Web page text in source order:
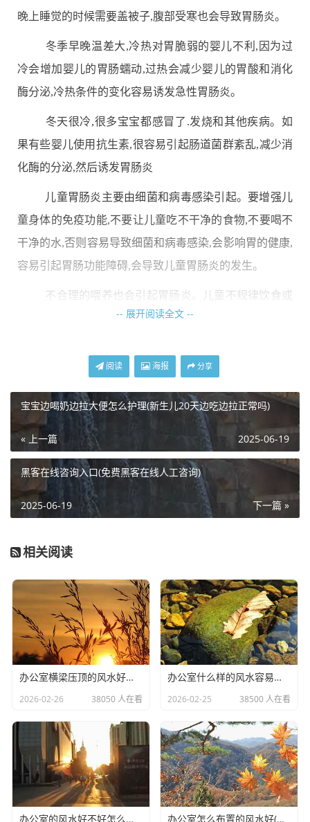
晚上睡觉的时候需要盖被子,腹部受寒也会导致胃肠炎。
冬季早晚温差大,冷热对胃脆弱的婴儿不利,因为过
冷会增加婴儿的胃肠蠕动,过热会减少婴儿的胃酸和消化
酶分泌,冷热条件的变化容易诱发急性胃肠炎。
冬天很冷,很多宝宝都感冒了.发烧和其他疾病。如
果有些婴儿使用抗生素,很容易引起肠道菌群紊乱,减少消
化酶的分泌,然后诱发胃肠炎
儿童胃肠炎主要由细菌和病毒感染引起。要增强儿
童身体的免疫功能,不要让儿童吃不干净的食物,不要喝不
干净的水,否则容易导致细菌和病毒感染,会影响胃的健康,
容易引起胃肠功能障碍,会导致儿童胃肠炎的发生。
不合理的喂养也会引起胃肠炎。儿童不规律饮食或
过量摄入淀粉,会增加胃的负担,容易导致胃肠功能障碍,会
的食物,注意饮食卫生,不要长期食用。
节假日期间,宝宝难免会吃太多高蛋白的食物.高脂
肪食物,或吃太多油炸食品,.煎食容易扰乱胃液分泌,进而
诱发肠胃炎。
如何有效预防孩子肠炎?
1.经常洗手
的预防措施。经常洗手可以有效去除手上感染的各种细
另外,把好“病从口入”这个水平也很重要。还要提醒
家长,要经常检查冰箱里的温度和食物,不要把冰箱当保险
箱,以为把食物放进冰箱就可以了。
2.多喝水
和治疗脱水是治疗肠炎的重要措施。鼓励孩子多喝水补
水。
3.口服补液盐
口服补液盐适合家庭使用,能有效预防和治疗肠炎儿
-- 展开阅读全文 --
阅读 海报 分享
宝宝边喝奶边拉大便怎么护理(新生儿20天边吃边拉正常吗)
« 上一篇 2025-06-19
黑客在线咨询入口(免费黑客在线人工咨询)
下一篇 »
2025-06-19
相关阅读
办公室横梁压顶的风水好不好(办公室不良的风水有哪些)
2026-02-26 38050 人在看
办公室什么样的风水容易生病(办公室没有窗户的风水化解小妙招)
2026-02-25 38500 人在看
办公室的风水好不好怎么判断(办公室植物摆放的风水知识你知道多少) 办公室怎么布置的风水好(办公室工位怎么摆放可以留得住员工)